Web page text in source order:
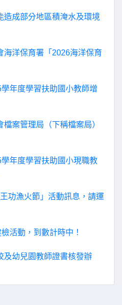
造成部分地區積淹水及環境
海洋保育署「2026海洋保育
年度學習扶助國小教師增
案管理局（下稱檔案局）
年度學習扶助國小現職教
功漁火節」活動訊息，請運
活動，到數計時中！
及幼兒園教師證書核發辦